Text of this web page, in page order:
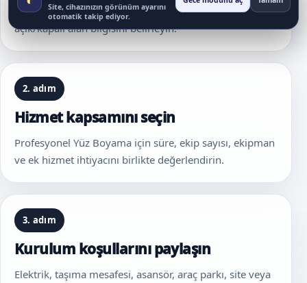
Bakırköy içinde mahalle, mekân tipi, kat, giriş ve
açık/kapalı alan bilgisini belirleyin.
2. adım
Hizmet kapsamını seçin
Profesyonel Yüz Boyama için süre, ekip sayısı, ekipman
ve ek hizmet ihtiyacını birlikte değerlendirin.
3. adım
Kurulum koşullarını paylaşın
Elektrik, taşıma mesafesi, asansör, araç parkı, site veya
Site, cihazınızın görünüm ayarını
otomatik takip ediyor.